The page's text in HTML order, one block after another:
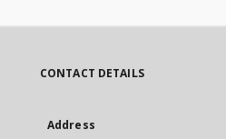
CONTACT DETAILS
Address